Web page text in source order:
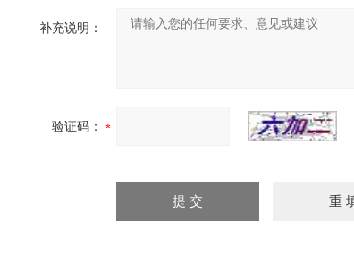
补充说明：
验证码：